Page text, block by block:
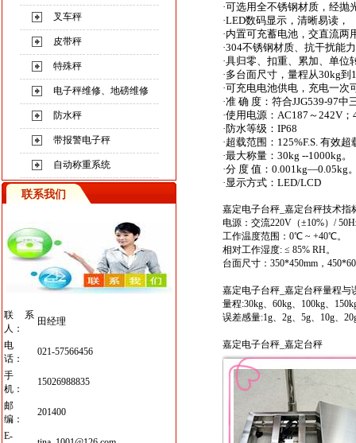
叉车秤
皮带秤
特殊秤
电子秤维修、地磅维修
防水秤
带报警电子秤
自动称重系统
联系我们
联系
人：
田经理
电
话：
021-57566456
手
机：
15026988835
邮
编：
201400
E-
·可选用全不锈钢材质，经抛
·LED数码显示，清晰易读，
·内置可充蓄电池，交直流两
·304不锈钢材质、抗干扰能
·具归零、扣重、累加、单位
·多台面尺寸，量程从30kg到
·可充电电池供电，充电一次
·准 确 度：符合JJG539-97中
·使用电源：AC187～242V
·防水等级：IP68
·超载范围：125%F.S. 有效超
·最大称量：30kg --1000kg。
·分 度 值：0.001kg—0.05kg
·显示方式：LED/LCD
嘉定电子台秤_嘉定台秤技术指
电源：交流220V（±10%）/
工作温度范围：0℃ ~ +40℃。
相对工作湿度: ≤ 85% RH。
台面尺寸：350*450mm，
嘉定电子台秤_嘉定台秤量程与
量程:30kg、60kg、100kg、
误差感量:1g、2g、5g、10g、
嘉定电子台秤 嘉定台秤